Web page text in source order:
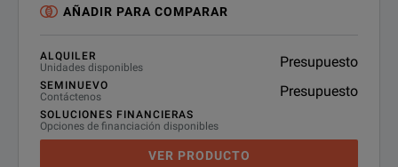
AÑADIR PARA COMPARAR
ALQUILER
Unidades disponibles
Presupuesto
SEMINUEVO
Contáctenos
Presupuesto
SOLUCIONES FINANCIERAS
Opciones de financiación disponibles
VER PRODUCTO